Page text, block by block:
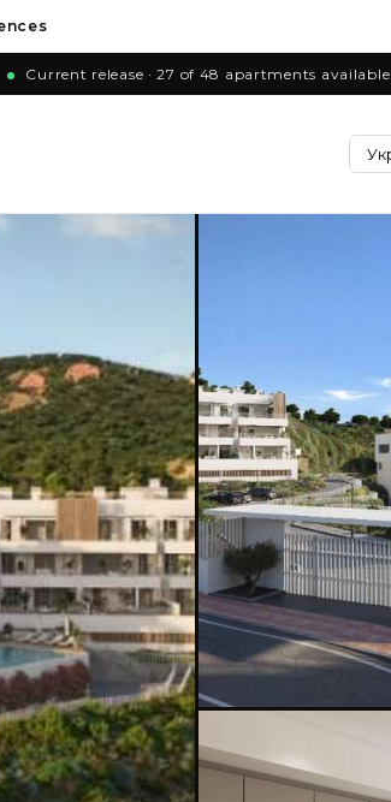
Current release · 27 of 48 apartments available